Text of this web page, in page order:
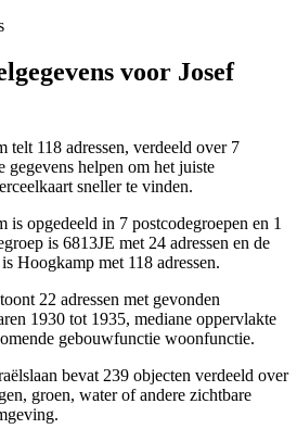
voor Josef
telt 118 adressen, verdeeld over 7
gegevens helpen om het juiste
sneller te vinden.
is opgedeeld in 7 postcodegroepen en 1
is 6813JE met 24 adressen en de
Hoogkamp met 118 adressen.
22 adressen met gevonden
1930 tot 1935, mediane oppervlakte
gebouwfunctie woonfunctie.
bevat 239 objecten verdeeld over
groen, water of andere zichtbare